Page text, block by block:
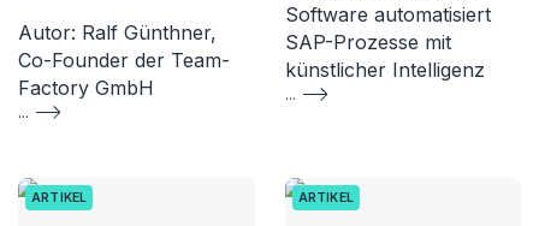
Autor: Ralf Günthner,
Co-Founder der Team-
Factory GmbH
...
Software automatisiert
SAP-Prozesse mit
künstlicher Intelligenz
...
ARTIKEL ARTIKEL